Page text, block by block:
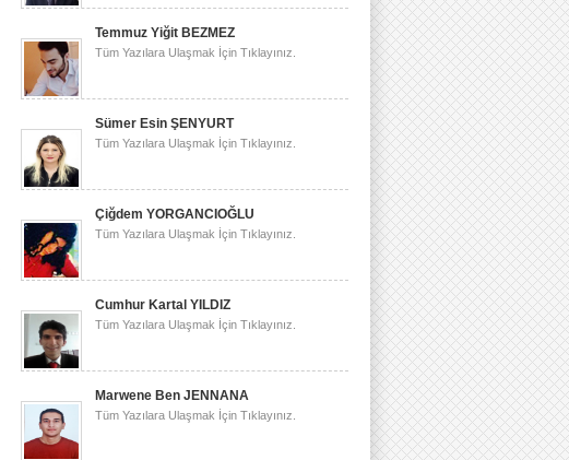
Temmuz Yiğit BEZMEZ
Tüm Yazılara Ulaşmak İçin Tıklayınız.
Sümer Esin ŞENYURT
Tüm Yazılara Ulaşmak İçin Tıklayınız.
Çiğdem YORGANCIOĞLU
Tüm Yazılara Ulaşmak İçin Tıklayınız.
Cumhur Kartal YILDIZ
Tüm Yazılara Ulaşmak İçin Tıklayınız.
Marwene Ben JENNANA
Tüm Yazılara Ulaşmak İçin Tıklayınız.